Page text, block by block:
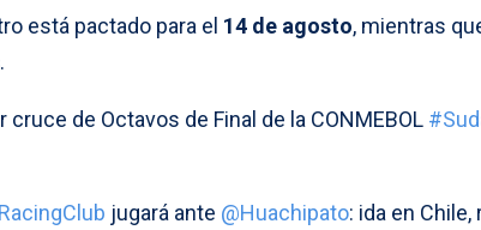
está pactado para el 14 de agosto, mientras
.
cruce de Octavos de Final de la CONMEBOL
jugará ante @Huachipato: ida en Chile,